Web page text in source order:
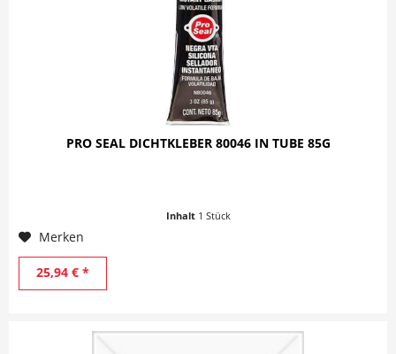
PRO SEAL DICHTKLEBER 80046 IN TUBE 85G
Inhalt 1 Stück
Merken
25,94 € *